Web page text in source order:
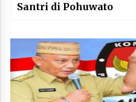
Santri di Pohuwato